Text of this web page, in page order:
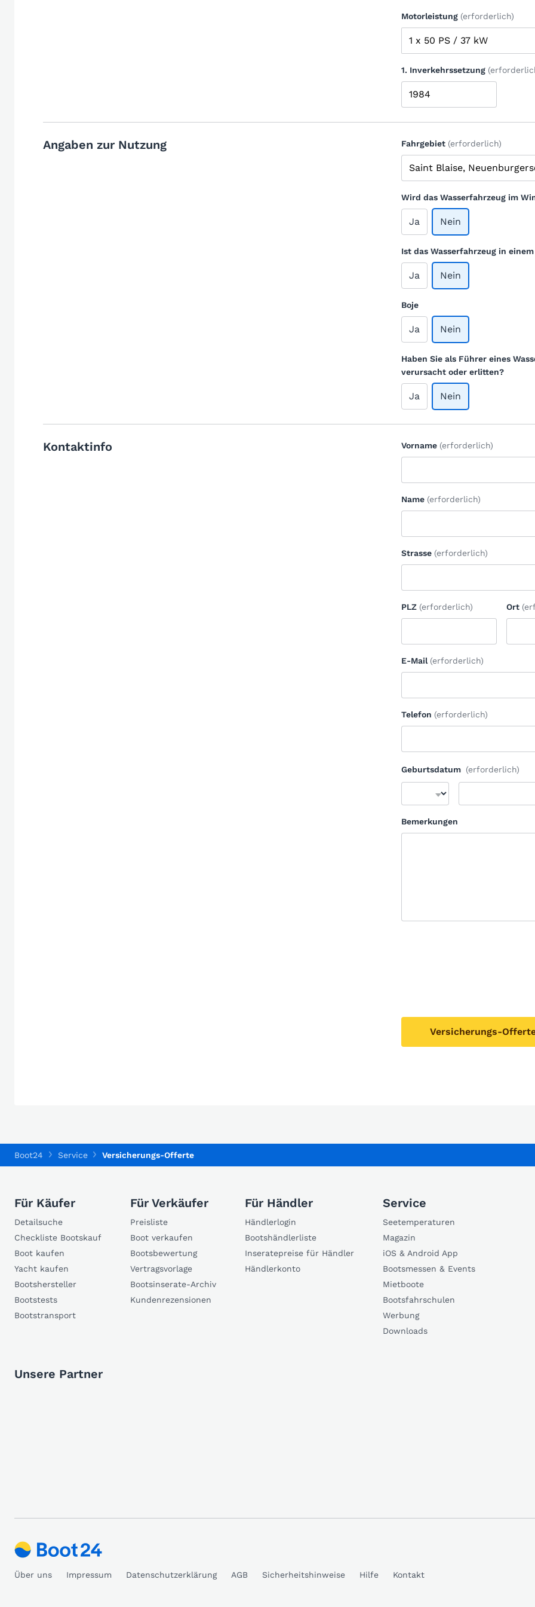
Motorleistung (erforderlich)
1. Inverkehrssetzung
Angaben zur Nutzung Fahrgebiet (erforderlich)
Wird das Wasserfahrzeug im
Ja Nein
Ist das Wasserfahrzeug in
Ja Nein
Boje
Ja Nein
Haben Sie als Führer eines
verursacht oder erlitten?
Ja Nein
Kontaktinfo Vorname (erforderlich)
Name (erforderlich)
Strasse (erforderlich)
PLZ (erforderlich) Ort
E-Mail (erforderlich)
Telefon (erforderlich)
Geburtsdatum (erforderlich)
Bemerkungen
Versicherungs-
Boot24 Service Versicherungs-Offerte
Für Käufer
Detailsuche
Checkliste Bootskauf
Boot kaufen
Yacht kaufen
Bootshersteller
Bootstests
Bootstransport
Für Verkäufer
Preisliste
Boot verkaufen
Bootsbewertung
Vertragsvorlage
Bootsinserate-Archiv
Kundenrezensionen
Für Händler
Händlerlogin
Bootshändlerliste
Inseratepreise für Händler
Händlerkonto
Service
Seetemperaturen
Magazin
iOS & Android App
Bootsmessen & Events
Mietboote
Bootsfahrschulen
Werbung
Downloads
Unsere Partner
Über uns Impressum Datenschutzerklärung AGB Sicherheitshinweise Hilfe Kontakt